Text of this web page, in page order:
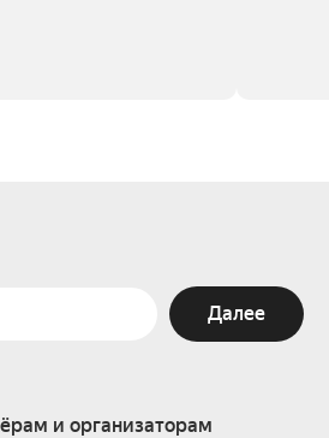
Далее
и организаторам